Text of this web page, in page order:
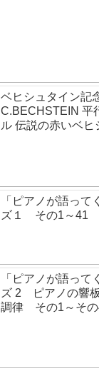
ベヒシュタイン記
C.BECHSTEIN 平
ル 伝説の赤いベヒ
「ピアノが語って
ズ１ その1～41
「ピアノが語って
ズ 2 ピアノの響
調律 その1～そ